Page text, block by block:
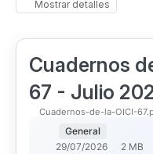
Mostrar detalles
Cuadernos
67 - Julio
Cuadernos-de-la-OICI-
General
29/07/2026
2 MB